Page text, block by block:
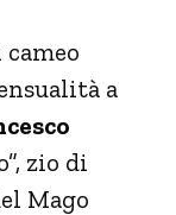
a
zio di
Mago